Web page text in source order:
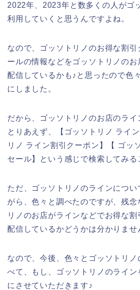
2022年、2023年と数多くの人がゴ
利用していくと思うんですよね。
なので、ゴッソトリノのお得な割引
ールの情報などをゴッソトリノの
配信しているかも♪と思ったので色
にしました。
だから、ゴッソトリノのお店のライ
とりあえず、【ゴッソトリノ ライ
リノ ライン割引クーポン】【 ゴッ
セール】という感じで検索してみる
ただ、ゴッソトリノのラインについ
がら、色々と調べたのですが、残念
リノのお店がラインなどでお得な
配信しているかどうかは分かりませ
なので、今後、色々とゴッソトリノ
べて、もし、ゴッソトリノのライン
にさせていただきます♪